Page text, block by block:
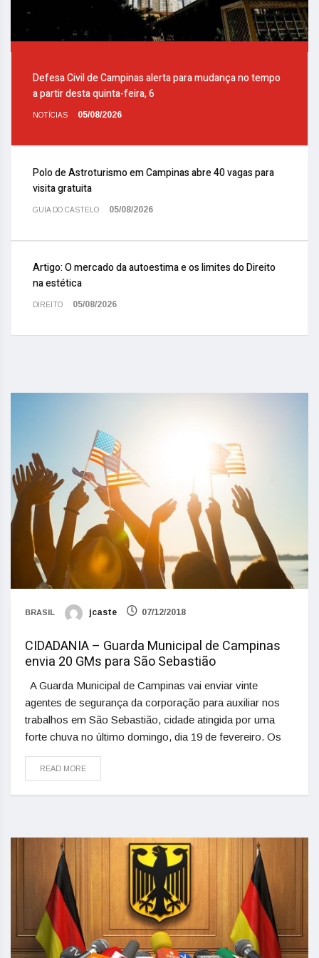
Defesa Civil de Campinas alerta para mudança no tempo
a partir desta quinta-feira, 6
NOTÍCIAS 05/08/2026
Polo de Astroturismo em Campinas abre 40 vagas para
visita gratuita
GUIA DO CASTELO 05/08/2026
Artigo: O mercado da autoestima e os limites do Direito
na estética
DIREITO 05/08/2026
BRASIL jcaste 07/12/2018
CIDADANIA – Guarda Municipal de Campinas
envia 20 GMs para São Sebastião
A Guarda Municipal de Campinas vai enviar vinte
agentes de segurança da corporação para auxiliar nos
trabalhos em São Sebastião, cidade atingida por uma
forte chuva no último domingo, dia 19 de fevereiro. Os
READ MORE